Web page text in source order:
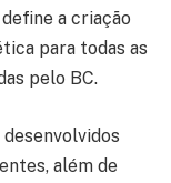
a criação
para todas as
pelo BC.
além de